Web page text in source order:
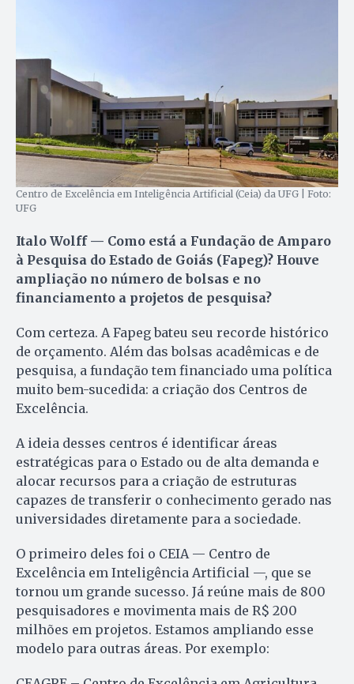
Centro de Excelência em Inteligência Artificial (Ceia) da UFG | Foto:
UFG
Italo Wolff — Como está a Fundação de Amparo
à Pesquisa do Estado de Goiás (Fapeg)? Houve
ampliação no número de bolsas e no
financiamento a projetos de pesquisa?
Com certeza. A Fapeg bateu seu recorde histórico
de orçamento. Além das bolsas acadêmicas e de
pesquisa, a fundação tem financiado uma política
muito bem-sucedida: a criação dos Centros de
Excelência.
A ideia desses centros é identificar áreas
estratégicas para o Estado ou de alta demanda e
alocar recursos para a criação de estruturas
capazes de transferir o conhecimento gerado nas
universidades diretamente para a sociedade.
O primeiro deles foi o CEIA — Centro de
Excelência em Inteligência Artificial —, que se
tornou um grande sucesso. Já reúne mais de 800
pesquisadores e movimenta mais de R$ 200
milhões em projetos. Estamos ampliando esse
modelo para outras áreas. Por exemplo: